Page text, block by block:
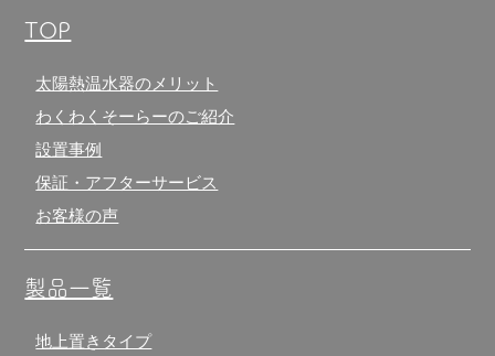
TOP
太陽熱温水器のメリット
わくわくそーらーのご紹介
設置事例
保証・アフターサービス
お客様の声
製品一覧
地上置きタイプ